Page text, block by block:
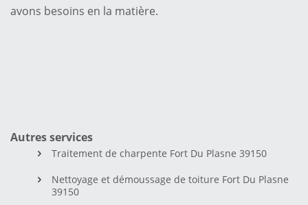
avons besoins en la matière.
Autres services
Traitement de charpente Fort Du Plasne 39150
Nettoyage et démoussage de toiture Fort Du Plasne
39150